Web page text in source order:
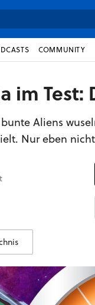
COMMUNITY
im Test:
Aliens
Nur eben